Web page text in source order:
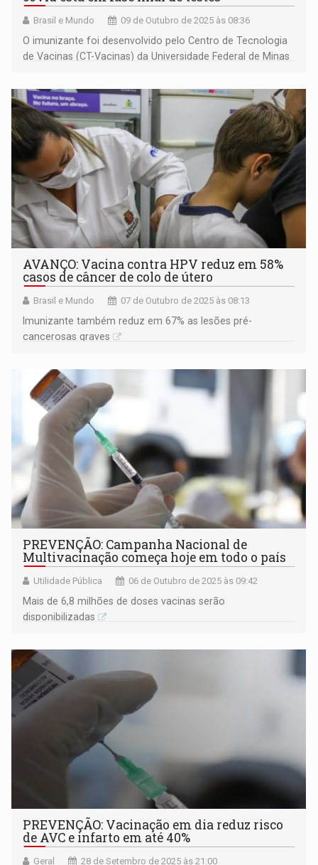
Brasil e Mundo 09 de Outubro de 2025 às 08:36
O imunizante foi desenvolvido pelo Centro de Tecnologia
de Vacinas (CT-Vacinas) da Universidade Federal de Minas
AVANÇO: Vacina contra HPV reduz em 58%
casos de câncer de colo de útero
Brasil e Mundo 07 de Outubro de 2025 às 08:13
Imunizante também reduz em 67% as lesões pré-
cancerosas graves
PREVENÇÃO: Campanha Nacional de
Multivacinação começa hoje em todo o país
Utilidade Pública 06 de Outubro de 2025 às 09:42
Mais de 6,8 milhões de doses vacinas serão
disponibilizadas
PREVENÇÃO: Vacinação em dia reduz risco
de AVC e infarto em até 40%
Geral 28 de Setembro de 2025 às 21:00